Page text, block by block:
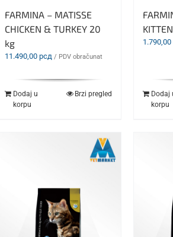
FARMINA – MATISSE
CHICKEN & TURKEY 20
kg
11.490,00 рсд / PDV obračunat
Dodaj u
korpu
Brzi pregled
1.790,00
Dodaj
korpu